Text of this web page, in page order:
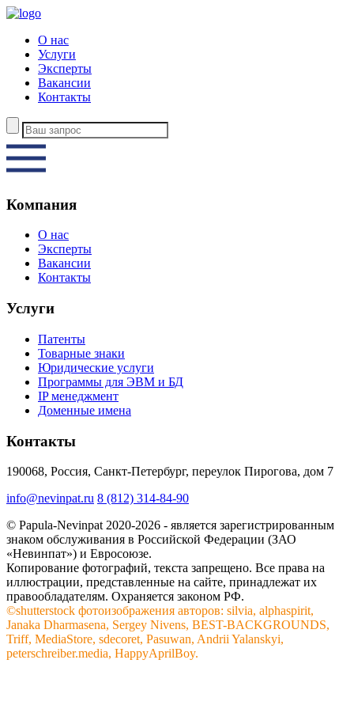
О нас
Услуги
Эксперты
Вакансии
Контакты
Компания
О нас
Эксперты
Вакансии
Контакты
Услуги
Патенты
Товарные знаки
Юридические услуги
Программы для ЭВМ и БД
IP менеджмент
Доменные имена
Контакты
190068, Россия, Санкт-Петербург, переулок Пирогова, дом 7
info@nevinpat.ru 8 (812) 314-84-90
© Papula-Nevinpat 2020-2026 - является зарегистрированным
знаком обслуживания в Российской Федерации (ЗАО
«Невинпат») и Евросоюзе.
Копирование фотографий, текста запрещено. Все права на
иллюстрации, представленные на сайте, принадлежат их
правообладателям. Охраняется законом РФ.
©shutterstock фотоизображения авторов: silvia, alphaspirit,
Janaka Dharmasena, Sergey Nivens, BEST-BACKGROUNDS,
Triff, MediaStore, sdecoret, Pasuwan, Andrii Yalanskyi,
peterschreiber.media, HappyAprilBoy.